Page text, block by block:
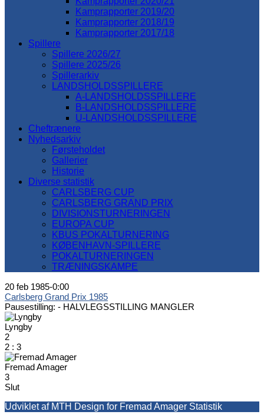
Kamprapporter 2019/20
Kamprapporter 2018/19
Kamprapporter 2017/18
Spillere
Spillere 2026/27
Spillere 2025/26
Spillerarkiv
LANDSHOLDSSPILLERE
A-LANDSHOLDSSPILLERE
B-LANDSHOLDSSPILLERE
U-LANDSHOLDSSPILLERE
Cheftrænere
Nyhedsarkiv
Førsteholdet
Gallerier
Historie
Diverse statistik
CARLSBERG CUP
CARLSBERG GRAND PRIX
DIVISIONSTURNERINGEN
EUROPA CUP
KBUS POKALTURNERING
KØBENHAVN-SPILLERE
POKALTURNERINGEN
TRÆNINGSKAMPE
20 feb 1985-0:00
Carlsberg Grand Prix 1985
Pausestilling: - HALVLEGSSTILLING MANGLER
Lyngby
2
2 : 3
Fremad Amager
3
Slut
Udviklet af MTH Design for Fremad Amager Statistik